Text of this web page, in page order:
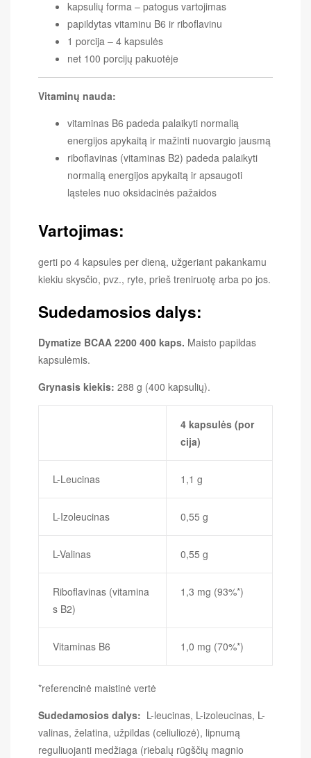
kapsulių forma – patogus vartojimas
papildytas vitaminu B6 ir riboflavinu
1 porcija – 4 kapsulės
net 100 porcijų pakuotėje
Vitaminų nauda:
vitaminas B6 padeda palaikyti normalią
energijos apykaitą ir mažinti nuovargio jausmą
riboflavinas (vitaminas B2) padeda palaikyti
normalią energijos apykaitą ir apsaugoti
ląsteles nuo oksidacinės pažaidos
Vartojimas:
gerti po 4 kapsules per dieną, užgeriant pakankamu
kiekiu skysčio, pvz., ryte, prieš treniruotę arba po jos.
Sudedamosios dalys:
Dymatize BCAA 2200 400 kaps. Maisto papildas
kapsulėmis.
Grynasis kiekis: 288 g (400 kapsulių).
4 kapsulės (por
cija)
L-Leucinas 1,1 g
L-Izoleucinas 0,55 g
L-Valinas 0,55 g
Riboflavinas (vitamina
s B2)
1,3 mg (93%*)
Vitaminas B6 1,0 mg (70%*)
*referencinė maistinė vertė
Sudedamosios dalys: L-leucinas, L-izoleucinas, L-
valinas, želatina, užpildas (celiuliozė), lipnumą
reguliuojanti medžiaga (riebalų rūgščių magnio